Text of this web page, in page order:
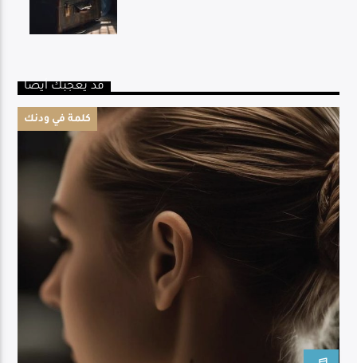
قد يعجبك أيضا
كلمة في ودنك